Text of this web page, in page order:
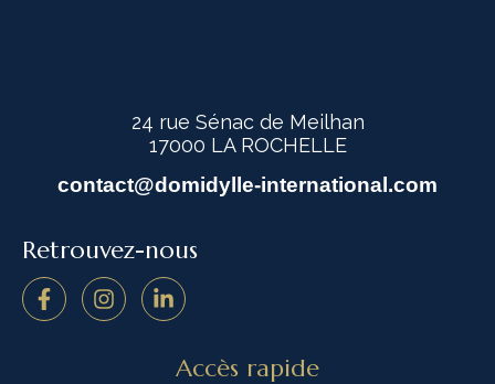
24 rue Sénac de Meilhan
17000 LA ROCHELLE
contact@domidylle-international.com
Retrouvez-nous
Accès rapide